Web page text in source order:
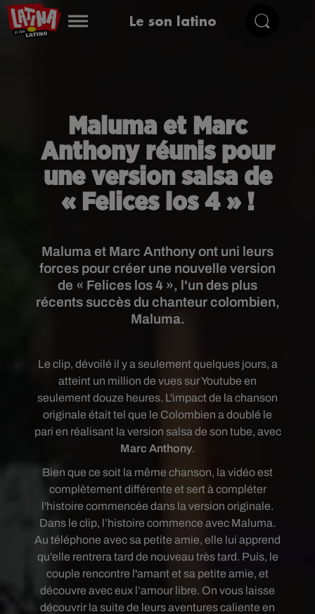
Le son latino
Maluma et Marc
Anthony réunis pour
une version salsa de
« Felices los 4 » !
Maluma et Marc Anthony ont uni leurs
forces pour créer une nouvelle version
de « Felices los 4 », l'un des plus
récents succès du chanteur colombien,
Maluma.
Le clip, dévoilé il y a seulement quelques jours, a
atteint un million de vues sur Youtube en
seulement douze heures. L'impact de la chanson
originale était tel que le Colombien a doublé le
pari en réalisant la version salsa de son tube, avec
Marc Anthony.
Bien que ce soit la même chanson, la vidéo est
complètement différente et sert à compléter
l'histoire commencée dans la version originale.
Dans le clip, l’histoire commence avec Maluma.
Au téléphone avec sa petite amie, elle lui apprend
qu’elle rentrera tard de nouveau très tard. Puis, le
couple rencontre l'amant et sa petite amie, et
découvre avec eux l’amour libre. On vous laisse
découvrir la suite de leurs aventures caliente en